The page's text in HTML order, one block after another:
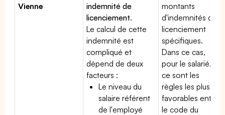
Vienne
indemnité de
licenciement.
Le calcul de cette
indemnité est
compliqué et
dépend de deux
facteurs :
Le niveau du
salaire référent
de l'employé
montants
d'indemnités de
licenciement
spécifiques.
Dans ce cas,
pour le salarié,
ce sont les
règles les plus
favorables entre
le code du